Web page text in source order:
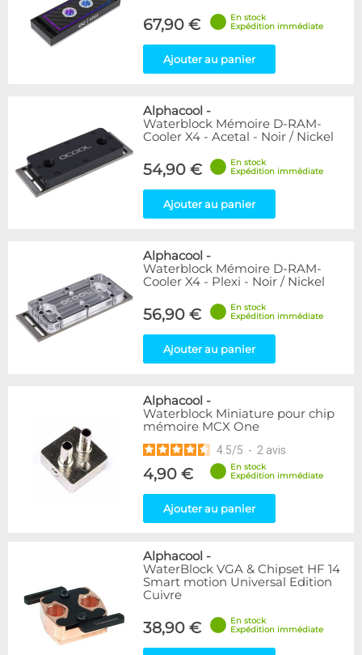
67,90 €
En stock
Expédition immédiate
Ajouter au panier
Alphacool -
Waterblock Mémoire D-RAM-
Cooler X4 - Acetal - Noir / Nickel
54,90 €
En stock
Expédition immédiate
Ajouter au panier
Alphacool -
Waterblock Mémoire D-RAM-
Cooler X4 - Plexi - Noir / Nickel
56,90 €
En stock
Expédition immédiate
Ajouter au panier
Alphacool -
Waterblock Miniature pour chip
mémoire MCX One
4.5/5 - 2 avis
4,90 €
En stock
Expédition immédiate
Ajouter au panier
Alphacool -
WaterBlock VGA & Chipset HF 14
Smart motion Universal Edition
Cuivre
38,90 €
En stock
Expédition immédiate